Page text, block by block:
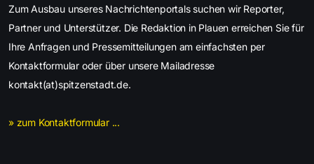
Zum Ausbau unseres Nachrichtenportals suchen wir Reporter,
Partner und Unterstützer. Die Redaktion in Plauen erreichen Sie für
Ihre Anfragen und Pressemitteilungen am einfachsten per
Kontaktformular oder über unsere Mailadresse
kontakt(at)spitzenstadt.de.
» zum Kontaktformular ...